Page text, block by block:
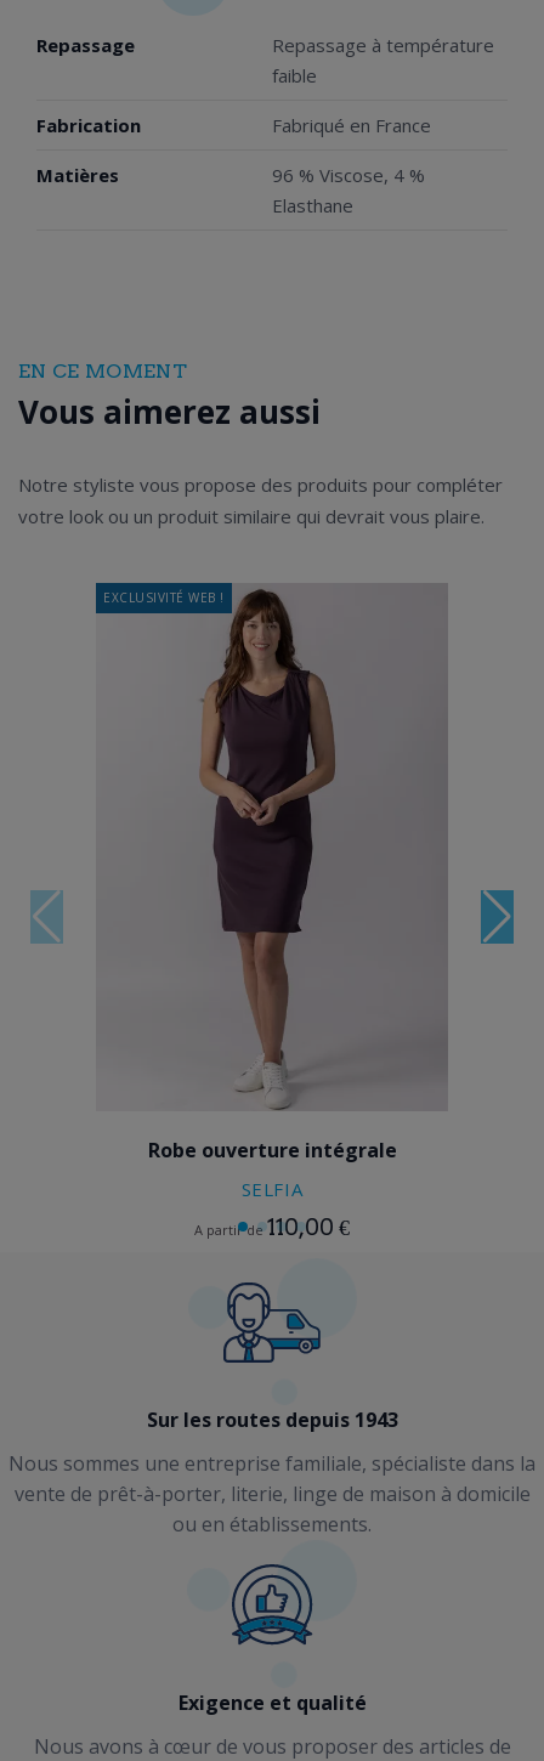
Repassage
Repassage à température
faible
Fabrication Fabriqué en France
Matières
96 % Viscose, 4 %
Elasthane
EN CE MOMENT
Vous aimerez aussi
Notre styliste vous propose des produits pour compléter
votre look ou un produit similaire qui devrait vous plaire.
EXCLUSIVITÉ WEB !
PRUNE
Robe ouverture intégrale
SELFIA
A partir de110,00 €
Sur les routes depuis 1943
Nous sommes une entreprise familiale, spécialiste dans la
vente de prêt-à-porter, literie, linge de maison à domicile
ou en établissements.
Exigence et qualité
Nous avons à cœur de vous proposer des articles de